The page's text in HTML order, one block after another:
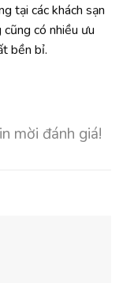
tại các khách sạn
có nhiều ưu
bền bỉ.
mời đánh giá!